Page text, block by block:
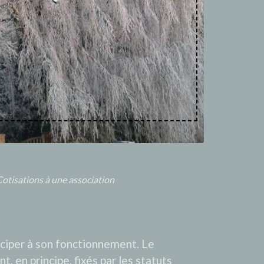
à une association
à son fonctionnement. Le
en principe, fixés par les statuts